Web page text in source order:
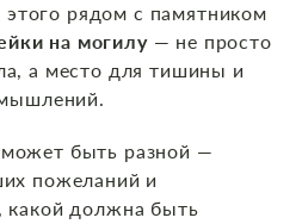
рядом с памятником
на могилу— не просто
а место для тишины и
может быть разной —
пожеланий и
какой должна быть